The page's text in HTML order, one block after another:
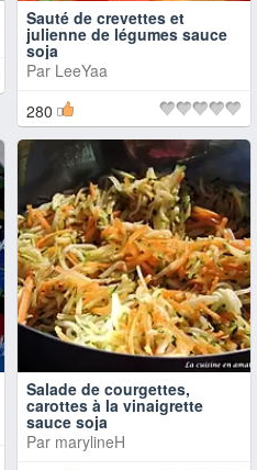
Sauté de crevettes et
julienne de légumes sauce
soja
Par LeeYaa
280
Salade de courgettes,
carottes à la vinaigrette
sauce soja
Par marylineH